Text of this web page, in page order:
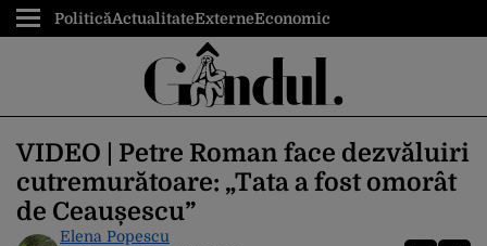
PoliticăActualitateExterneEconomic
VIDEO | Petre Roman face dezvăluiri
cutremurătoare: „Tata a fost omorât
de Ceaușescu”
Elena Popescu